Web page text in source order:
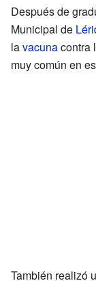
Después de
Municipal de
lavacunacontra
muy común en
También realizó